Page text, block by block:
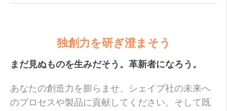
独創力を研ぎ澄まそう
まだ見ぬものを生みだそう。革新者になろう。
あなたの創造力を膨らませ、シェイプ社の未来へ
のプロセスや製品に貢献してください。そして既